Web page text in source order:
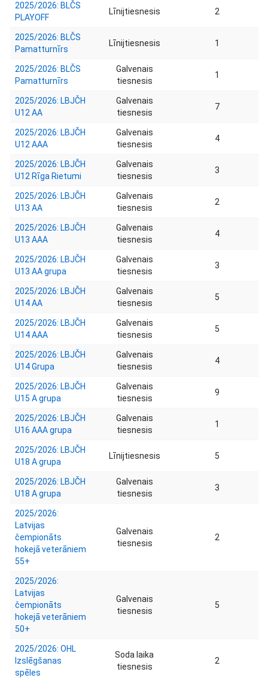
2025/2026: BLČS
PLAYOFF
Līnijtiesnesis 2
2025/2026: BLČS
Pamatturnīrs
Līnijtiesnesis 1
2025/2026: BLČS
Pamatturnīrs
Galvenais
tiesnesis
1
2025/2026: LBJČH
U12 AA
Galvenais
tiesnesis
7
2025/2026: LBJČH
U12 AAA
Galvenais
tiesnesis
4
2025/2026: LBJČH
U12 Rīga Rietumi
Galvenais
tiesnesis
3
2025/2026: LBJČH
U13 AA
Galvenais
tiesnesis
2
2025/2026: LBJČH
U13 AAA
Galvenais
tiesnesis
4
2025/2026: LBJČH
U13 AA grupa
Galvenais
tiesnesis
3
2025/2026: LBJČH
U14 AA
Galvenais
tiesnesis
5
2025/2026: LBJČH
U14 AAA
Galvenais
tiesnesis
5
2025/2026: LBJČH
U14 Grupa
Galvenais
tiesnesis
4
2025/2026: LBJČH
U15 A grupa
Galvenais
tiesnesis
9
2025/2026: LBJČH
U16 AAA grupa
Galvenais
tiesnesis
1
2025/2026: LBJČH
U18 A grupa
Līnijtiesnesis 5
2025/2026: LBJČH
U18 A grupa
Galvenais
tiesnesis
3
2025/2026:
Latvijas
čempionāts
hokejā veterāniem
55+
Galvenais
tiesnesis
2
2025/2026:
Latvijas
čempionāts
hokejā veterāniem
50+
Galvenais
tiesnesis
5
2025/2026: OHL
Izslēgšanas
spēles
Soda laika
tiesnesis
2